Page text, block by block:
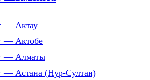
— Актау
— Актобе
— Алматы
Астана (Нур-Султан)